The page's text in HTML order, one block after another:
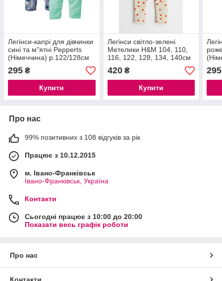
Легінси-капрі для дівчинки
сині та м"ятні Pepperts
(Німеччина) р.122/128см
295 ₴
Купити
Легінси світло-зелені
Метелики H&M 104, 110,
116, 122, 128, 134, 140см
420₴
Купити
295
Про нас
99% позитивних з 108 відгуків за рік
Працює з 10.12.2015
м. Івано-Франківськ
Івано-Франківськ, Україна
Контакти
Сьогодні працює з 10:00 до 20:00
Показати весь графік роботи
Про нас